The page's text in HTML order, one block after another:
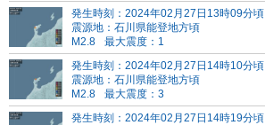
発生時刻：2024年02月27日13時09分頃
震源地：石川県能登地方頃
M2.8
最大震度：1
発生時刻：2024年02月27日14時10分頃
震源地：石川県能登地方頃
M2.8
最大震度：3
発生時刻：2024年02月27日14時19分頃